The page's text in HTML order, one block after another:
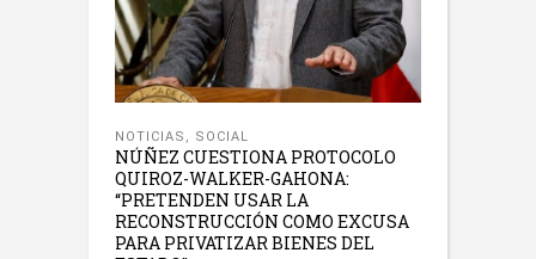
NOTICIAS , SOCIAL
NÚÑEZ CUESTIONA PROTOCOLO
QUIROZ-WALKER-GAHONA:
“PRETENDEN USAR LA
RECONSTRUCCIÓN COMO EXCUSA
PARA PRIVATIZAR BIENES DEL